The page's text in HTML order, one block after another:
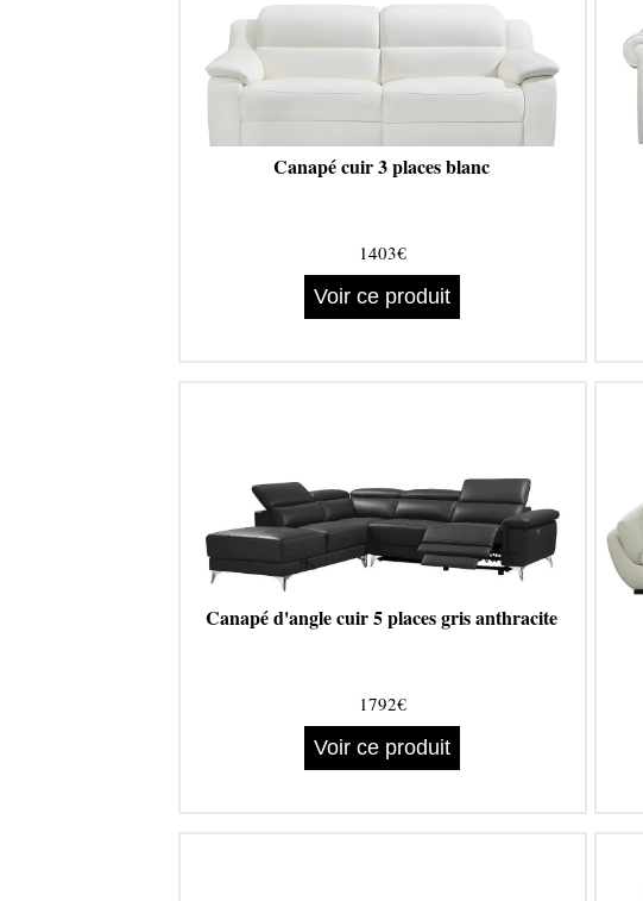
Canapé cuir 3 places blanc
1403€
Voir ce produit
Canapé d'angle cuir 5 places gris anthracite
1792€
Voir ce produit